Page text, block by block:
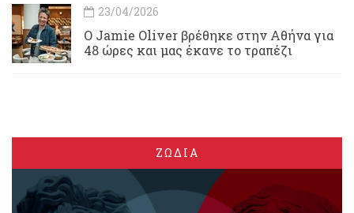
23/04/2026
Ο Jamie Oliver βρέθηκε στην Αθήνα για
48 ώρες και μας έκανε το τραπέζι
ΖΩΔΙΑ